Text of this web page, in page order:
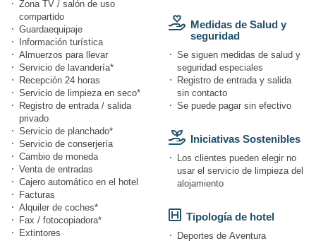
Zona TV / salón de uso
compartido
Guardaequipaje
Información turística
Almuerzos para llevar
Servicio de lavandería*
Recepción 24 horas
Servicio de limpieza en seco*
Registro de entrada / salida
privado
Servicio de planchado*
Servicio de conserjería
Cambio de moneda
Venta de entradas
Cajero automático en el hotel
Facturas
Alquiler de coches*
Fax / fotocopiadora*
Extintores
Medidas de Salud y
seguridad
Se siguen medidas de salud y
seguridad especiales
Registro de entrada y salida
sin contacto
Se puede pagar sin efectivo
Iniciativas Sostenibles
Los clientes pueden elegir no
usar el servicio de limpieza del
alojamiento
Tipología de hotel
Deportes de Aventura